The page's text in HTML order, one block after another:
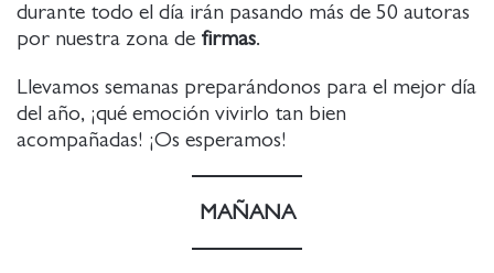
durante todo el día irán pasando más de 50 autoras
por nuestra zona de firmas.
Llevamos semanas preparándonos para el mejor día
del año, ¡qué emoción vivirlo tan bien
acompañadas! ¡Os esperamos!
MAÑANA